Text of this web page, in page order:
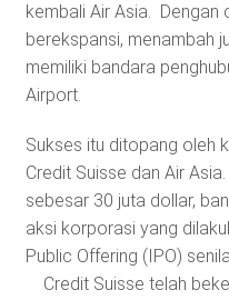
kembali Air Asia. Dengan
berekspansi, menambah
memiliki bandara
Airport.
Sukses itu ditopang oleh
Credit Suisse dan Air
sebesar 30 juta dollar,
aksi korporasi yang
Public Offering (IPO)
Credit Suisse telah